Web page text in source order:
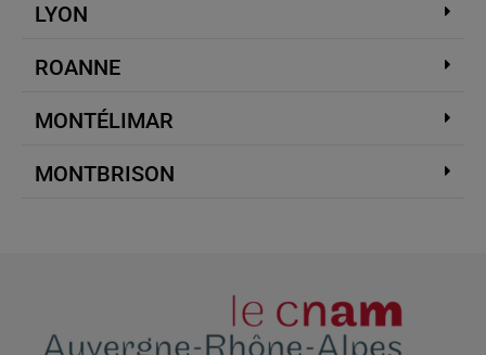
LYON
ROANNE
MONTÉLIMAR
MONTBRISON